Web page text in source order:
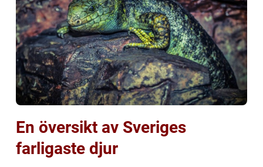
En översikt av Sveriges
farligaste djur